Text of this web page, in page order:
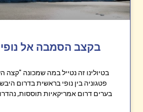
בקצב הסמבה אל נופי
בטיולינו זה נטייל במה שמכונה "קצה
פטגוניה בין נופי בראשית בדרום
בערים דרום אמריקאיות תוססות,